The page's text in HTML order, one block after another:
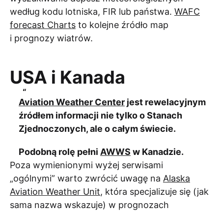
według kodu lotniska, FIR lub państwa. WAFC
forecast Charts to kolejne źródło map
i prognozy wiatrów.
USA i Kanada
Aviation Weather Center jest rewelacyjnym
źródłem informacji nie tylko o Stanach
Zjednoczonych, ale o całym świecie.
Podobną rolę pełni AWWS w Kanadzie.
Poza wymienionymi wyżej serwisami
„ogólnymi” warto zwrócić uwagę na Alaska
Aviation Weather Unit, która specjalizuje się (jak
sama nazwa wskazuje) w prognozach